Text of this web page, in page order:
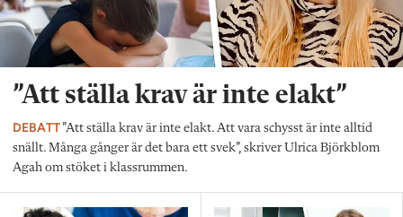
”Att ställa krav är inte elakt”
DEBATT”Att ställa krav är inte elakt. Att vara schysst är inte alltid
snällt. Många gånger är det bara ett svek”, skriver Ulrica Björkblom
Agah om stöket i klassrummen.